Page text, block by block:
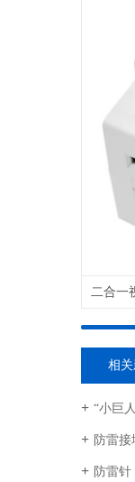
相
“小巨
防雷
防雷